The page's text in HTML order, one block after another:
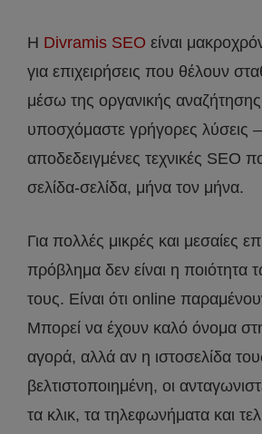
Η Divramis SEO είναι
για επιχειρήσεις που θέλουν
μέσω της οργανικής
υποσχόμαστε γρήγορες λύσεις
αποδεδειγμένες τεχνικές SEO
σελίδα-σελίδα, μήνα τον μήνα.
Για πολλές μικρές και μεσαίες
πρόβλημα δεν είναι η ποιότητα
τους. Είναι ότι online
Μπορεί να έχουν καλό όνομα
αγορά, αλλά αν η ιστοσελίδα
βελτιστοποιημένη, οι
τα κλικ, τα τηλεφωνήματα και